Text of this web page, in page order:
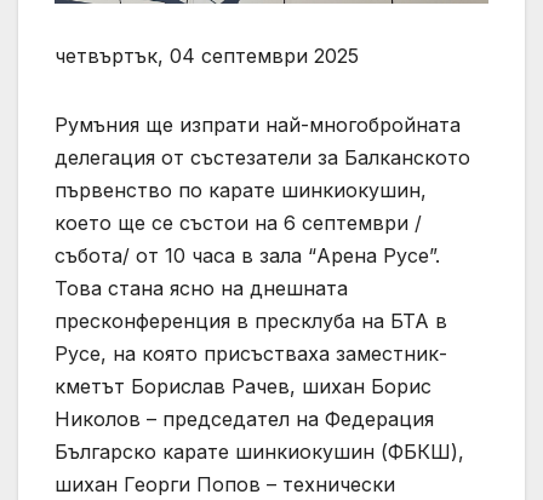
четвъртък, 04 септември 2025
Румъния ще изпрати най-многобройната
делегация от състезатели за Балканското
първенство по карате шинкиокушин,
което ще се състои на 6 септември /
събота/ от 10 часа в зала “Арена Русе”.
Това стана ясно на днешната
пресконференция в пресклуба на БТА в
Русе, на която присъстваха заместник-
кметът Борислав Рачев, шихан Борис
Николов – председател на Федерация
Българско карате шинкиокушин (ФБКШ),
шихан Георги Попов – технически